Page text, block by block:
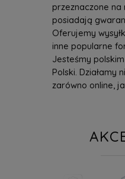
przeznaczone na
posiadają
Oferujemy
inne popularne
Jesteśmy
Polski. Działamy
zarówno online,